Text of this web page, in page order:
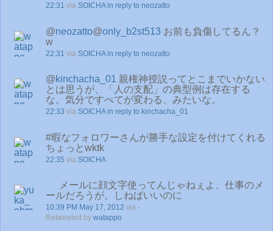
22:31 via SOICHA in reply to neozatto
@neozatto@only_b2st513 お前も負傷してるん？
w
22:31 via SOICHA in reply to neozatto
@kinchacha_01 親権神授説ってとこまでいかない
とは思うが、「人の支配」の典型例は存在する
な。気分ですべてが変わる、みたいな。
22:33 via SOICHA in reply to kinchacha_01
#暇なフォロワーさんが勝手な設定を付けてくれる
ちょっとwktk
22:35 via SOICHA
メールに顔文字使ってんじゃねぇよ、仕事のメ
ールだろうが。しねばいいのに
10:39 PM May 17, 2012 via -
Retweeted by watappo